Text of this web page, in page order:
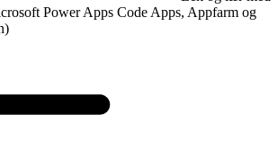
Power Apps Code Apps, Appfarm og